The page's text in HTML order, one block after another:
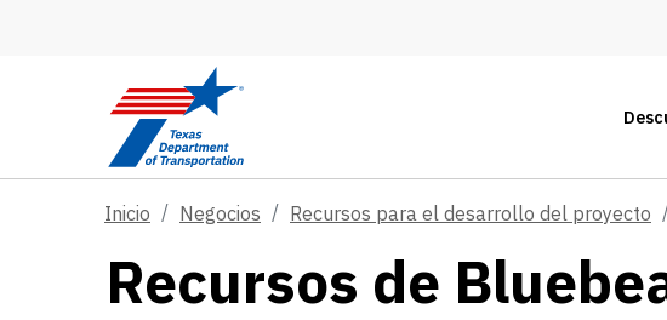
Inicio Negocios Recursos para el desarrollo del proyecto
Recursos de